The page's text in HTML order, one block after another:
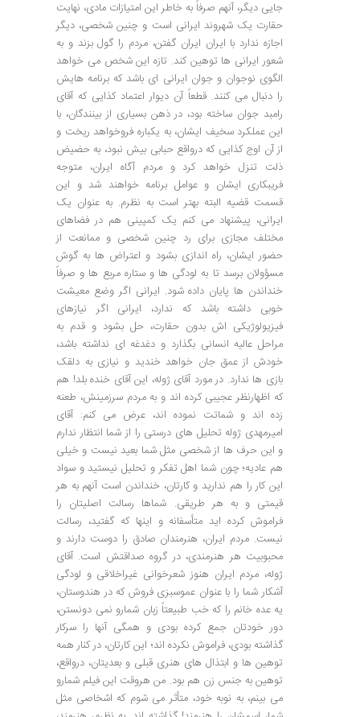
جایی دیگر، آنهم صرفاً به خاطر این امتیازات مادی، نهایت
حقارت یک شهروند ایرانی است و چنین شخصی، دیگر
اجازه ندارد با ایران ایران گفتن، مردم را گول بزند و به
شعور ایرانی ها توهین کند. تازه این شخص می خواهد
الگوی نوجوان و جوان ایرانی ای باشد که برنامه هایش
را دنبال می کنند. قطعاً آن دیوار اعتماد کذایی که آقای
رامبد جوان ساخته بود، در ذهن بسیاری از بینندگان، با
این عملکرد سخیف ایشان، به یکباره فروخواهد ریخت و
از آن اوج کذایی که درواقع حبابی بیش نبود، به حضیض
ذلت تنزل خواهد کرد و مردم آگاه ایران، متوجه
فریبکاری ایشان و عوامل برنامه خواهند شد و این
قسمت قضیه البته بهتر است به نظرم. به عنوان یک
ایرانی، پیشنهاد می کنم یک کمپینی هم در فضاهای
مختلف مجازی برای رد چنین شخصی و ممانعت از
حضور ایشان، راه اندازی بشود و اعتراض ها به گوش
مسؤولان برسد تا به لودگی ها و ستاره مربع ها و صرفاً
خنداندن ها پایان داده شود. ایرانی اگر وضع معیشت
خوبی داشته باشد که ندارد، ایرانی اگر نیازهای
فیزیولوژیکی اش بدون حقارت، حل بشود و قدم به
مراحل عالیه انسانی بگذارد و دغدغه ای نداشته باشد،
خودش از عمق جان خواهد خندید و نیازی به دلقک
بازی ها ندارد. در مورد آقای ژوله، این آقای خنده بلد! هم
که اظهارنظر عجیبی کرده اند و به مردم سرزمینش، طعنه
زده اند و شماتت نموده اند، عرض می کنم: آقای
امیرمهدی ژوله تحلیل های درستی را از شما انتظار ندارم
و این حرف ها از شخصی مثل شما بعید نیست و خیلی
هم عادیه؛ چون شما اهل تفکر و تحلیل نیستید و سواد
این کار را هم ندارید و کارتان، خنداندن است آنهم به هر
قیمتی و به هر طریقی. شماها رسالت اصلیتان را
فراموش کرده اید متأسفانه و اینها که گفتید، رسالت
نیست. مردم ایران، هنرمندان صادق را دوست دارند و
محبوبیت هر هنرمندی، در گروه صداقتش است. آقای
ژوله، مردم ایران هنوز شعرخوانی غیراخلاقی و لودگی
آشکار شما را با عنوان عموسبزی فروش که در هندوستان،
یه عده خانم را که خب طبیعتاً زبان شمارو نمی دونستن،
دور خودتان جمع کرده بودی و همگی آنها را سرکار
گذاشته بودی، فراموش نکرده اند؛ این کارتان، در کنار همه
توهین ها و ابتذال های هنری قبلی و بعدیتان، درواقع،
توهین به جنس زن هم بود. من هروقت این فیلم شمارو
می بینم، به نوبه خود، متأثر می شوم که اشخاصی مثل